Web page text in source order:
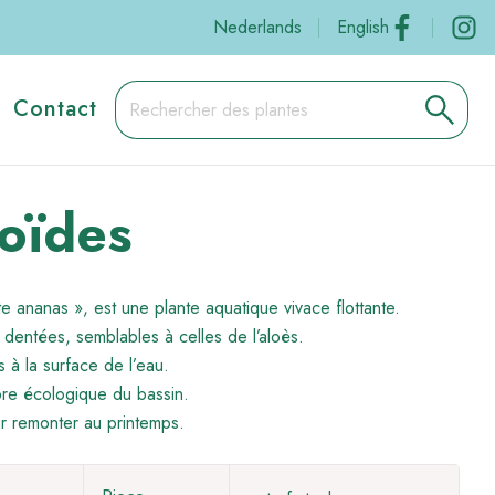
Nederlands English Social
Contact
ananas », est une plante aquatique vivace flottante.
semblables à celles de l’aloès.
la surface de l’eau.
écologique du bassin.
remonter au printemps.